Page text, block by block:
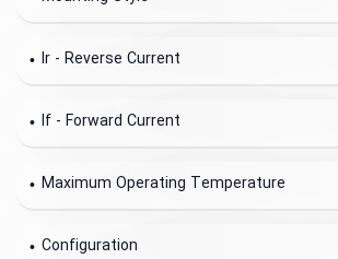
Ir - Reverse Current
If - Forward Current
Maximum Operating Temperature
Configuration